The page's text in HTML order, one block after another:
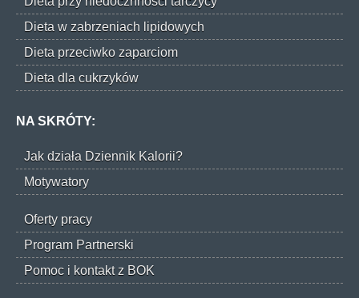
Dieta w zabrzeniach lipidowych
Dieta przeciwko zaparciom
Dieta dla cukrzyków
NA SKRÓTY:
Jak działa Dziennik Kalorii?
Motywatory
Oferty pracy
Program Partnerski
Pomoc i kontakt z BOK